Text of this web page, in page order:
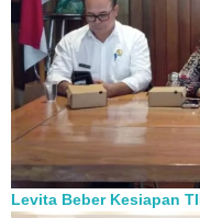
Levita Beber Kesiapan